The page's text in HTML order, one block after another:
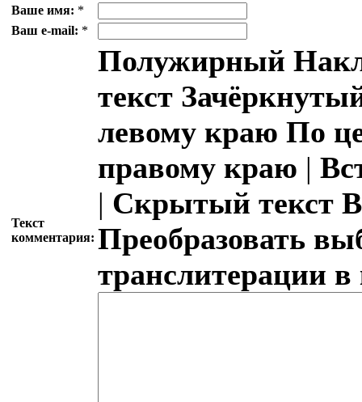
Ваше имя: *
Ваш e-mail: *
Текст
комментария:
Полужирный
текст
левому краю По
правому краю |
| Скрытый текст
Преобразовать
транслитерации